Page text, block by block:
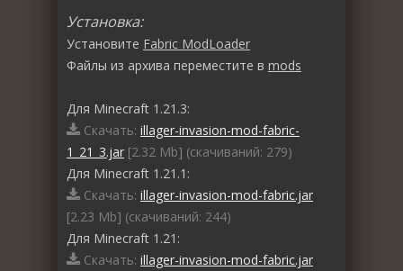
Установка:
Установите Fabric ModLoader
Файлы из архива переместите в mods
Для Minecraft 1.21.3:
Скачать: illager-invasion-mod-fabric-
1_21_3.jar [2.32 Mb] (cкачиваний: 279)
Для Minecraft 1.21.1:
Скачать: illager-invasion-mod-fabric.jar
[2.23 Mb] (cкачиваний: 244)
Для Minecraft 1.21:
Скачать: illager-invasion-mod-fabric.jar